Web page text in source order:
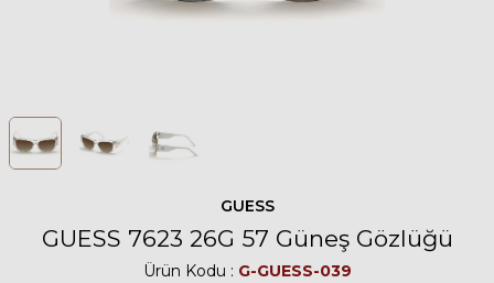
GUESS
GUESS 7623 26G 57 Güneş Gözlüğü
Ürün Kodu : G-GUESS-039